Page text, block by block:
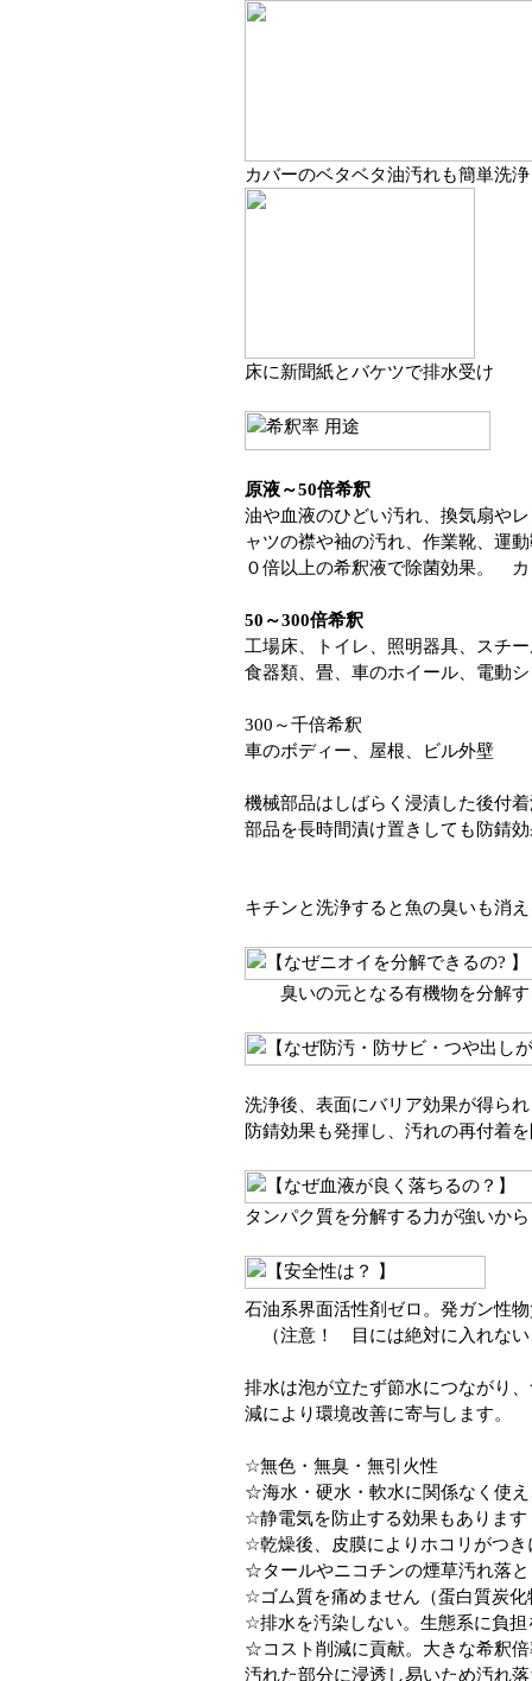
カバーのベタベタ油汚れも簡単洗浄
床に新聞紙とバケツで排水受け
原液～50倍希釈
油や血液のひどい汚れ、換気扇や
ャツの襟や袖の汚れ、作業靴、運
０倍以上の希釈液で除菌効果。
50～300倍希釈
工場床、トイレ、照明器具、スチ
食器類、畳、車のホイール、電動
300～千倍希釈
車のボディー、屋根、ビル外壁
機械部品はしばらく浸漬した後付
部品を長時間漬け置きしても防錆
キチンと洗浄すると魚の臭いも消
臭いの元となる有機物を分解す
洗浄後、表面にバリア効果が得ら
防錆効果も発揮し、汚れの再付着
タンパク質を分解する力が強いから
石油系界面活性剤ゼロ。発ガン性
（注意！ 目には絶対に入れない
排水は泡が立たず節水につながり
減により環境改善に寄与します。
☆無色・無臭・無引火性
☆海水・硬水・軟水に関係なく使
☆静電気を防止する効果もありま
☆乾燥後、皮膜によりホコリがつ
☆タールやニコチンの煙草汚れ落
☆ゴム質を痛めません（蛋白質炭化
☆排水を汚染しない。生態系に負担
☆コスト削減に貢献。大きな希釈
汚れた部分に浸透し易いため汚れ